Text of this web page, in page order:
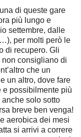
di queste gare
più lungo e
settembre, dalle
per molti però le
di recupero. Gli
consigliano di
che un
un altro, dove fare
e possibilmente più
solo sotto
breve ben venga!
aerobica dei mesi
si arrivi a correre